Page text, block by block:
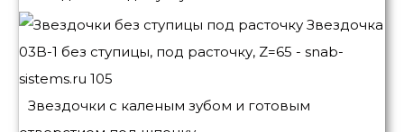
Звездочки с каленым зубом и готовым